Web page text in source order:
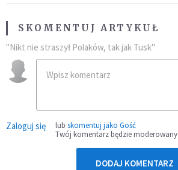
SKOMENTUJ ARTYKUŁ
"Nikt nie straszył Polaków, tak jak Tusk"
Zaloguj się lub skomentuj jako Gość
Twój komentarz będzie moderowany
DODAJ KOMENTARZ